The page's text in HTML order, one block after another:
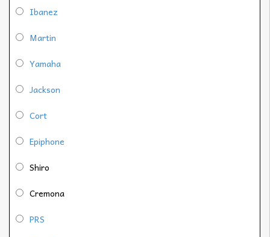
Ibanez
Martin
Yamaha
Jackson
Cort
Epiphone
Shiro
Cremona
PRS